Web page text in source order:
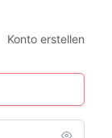
Konto erstellen